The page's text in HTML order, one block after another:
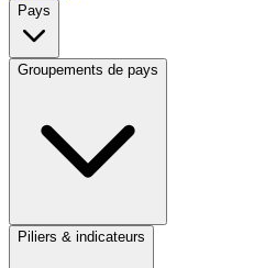
Pays
Groupements de pays
Piliers & indicateurs